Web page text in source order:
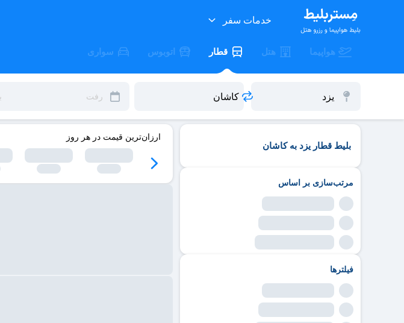
خدمات سفر
هواپیما هتل قطار اتوبوس سواری
بلیط قطار یزد به کاشان
مرتب‌سازی بر اساس
فیلترها
ارزان‌ترین قیمت در هر روز